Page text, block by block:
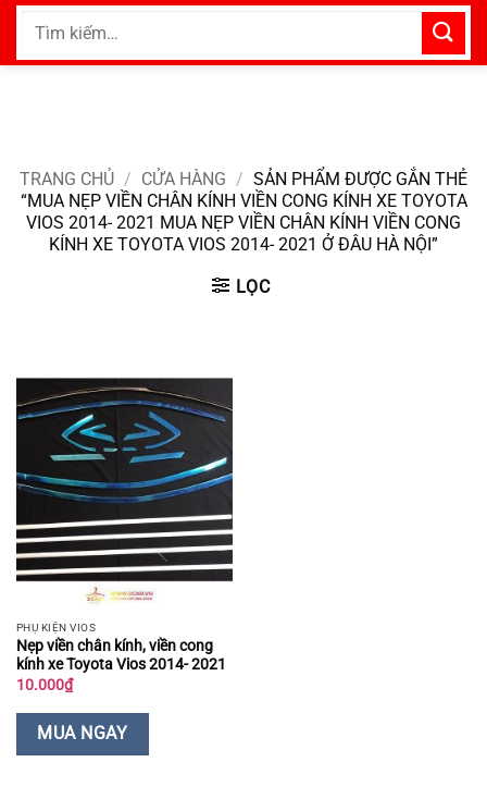
Bỏ
nội
Tìm
TRANG CHỦ / CỬA HÀNG / SẢN PHẨM ĐƯỢC GẮN THẺ
“MUA NẸP VIỀN CHÂN KÍNH VIỀN CONG KÍNH XE TOYOTA
VIOS 2014- 2021 MUA NẸP VIỀN CHÂN KÍNH VIỀN CONG
KÍNH XE TOYOTA VIOS 2014- 2021 Ở ĐÂU HÀ NỘI”
LỌC
PHỤ KIỆN VIOS
Nẹp viền chân kính, viền cong
kính xe Toyota Vios 2014- 2021
10.000₫
MUA NGAY